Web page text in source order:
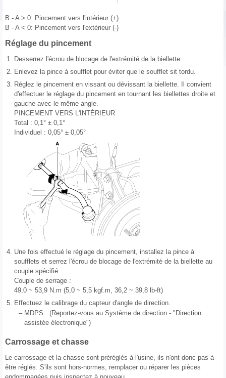
B - A > 0: Pincement vers l'intérieur (+)
B - A < 0: Pincement vers l'extérieur (-)
Réglage du pincement
1. Desserrez l'écrou de blocage de l'extrémité de la biellette.
2. Enlevez la pince à soufflet pour éviter que le soufflet sit tordu.
3. Réglez le pincement en vissant ou dévissant la biellette. Il convient
d'effectuer le réglage du pincement en tournant les biellettes droite et
gauche avec le même angle.
PINCEMENT VERS L'INTÉRIEUR
Total : 0,1° ± 0,1°
Individuel : 0,05° ± 0,05°
4. Une fois effectué le réglage du pincement, installez la pince à
soufflets et serrez l'écrou de blocage de l'extrémité de la biellette au
couple spécifié.
Couple de serrage :
49,0 ~ 53,9 N.m (5,0 ~ 5,5 kgf.m, 36,2 ~ 39,8 lb-ft)
5. Effectuez le calibrage du capteur d'angle de direction.
– MDPS : (Reportez-vous au Système de direction - "Direction
assistée électronique")
Carrossage et chasse
Le carrossage et la chasse sont préréglés à l'usine, ils n'ont donc pas à
être réglés. S'ils sont hors-normes, remplacer ou réparer les pièces